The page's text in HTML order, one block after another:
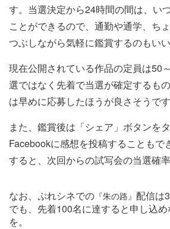
す。当選決定から24時間の間は、い
ことができるので、通勤や通学、ち
つぶしながら気軽に鑑賞するのもいい
現在公開されている作品の定員は50
選ではなく先着で当選が確定するも
は早めに応募したほうが良さそうです
また、鑑賞後は「シェア」ボタンを
Facebookに感想を投稿することもで
すると、次回からの試写会の当選確
なお、ぷれシネでの 『朱の路』 配信は
でも、先着100名に達すると申し込
を。